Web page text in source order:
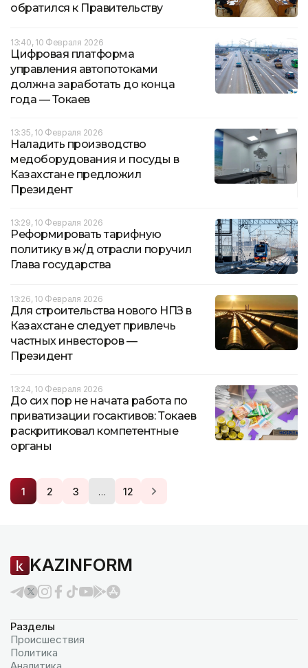
обратился к Правительству
13:40, 10 Февраля 2026
Цифровая платформа
управления автопотоками
должна заработать до конца
года — Токаев
13:35, 10 Февраля 2026
Наладить производство
медоборудования и посуды в
Казахстане предложил
Президент
13:29, 10 Февраля 2026
Реформировать тарифную
политику в ж/д отрасли поручил
Глава государства
13:26, 10 Февраля 2026
Для строительства нового НПЗ в
Казахстане следует привлечь
частных инвесторов —
Президент
13:24, 10 Февраля 2026
До сих пор не начата работа по
приватизации госактивов: Токаев
раскритиковал компетентные
органы
1 2 3 … 12
KAZINFORM
Разделы
Происшествия
Политика